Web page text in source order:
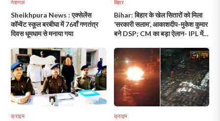
नेशनल
Sheikhpura News : एक्सेलेंस
कॉन्वेंट स्कूल बरबीघा में 76वाँ गणतंत्र
दिवस धूमधाम से मनाया गया
बिहार
Bihar: बिहार के खेल सितारों को मिला
‘सरकारी सलाम’, आकाशदीप-मुकेश कुमार
बने DSP; CM का बड़ा ऐलान- IPL में
क्राइम क्राइम